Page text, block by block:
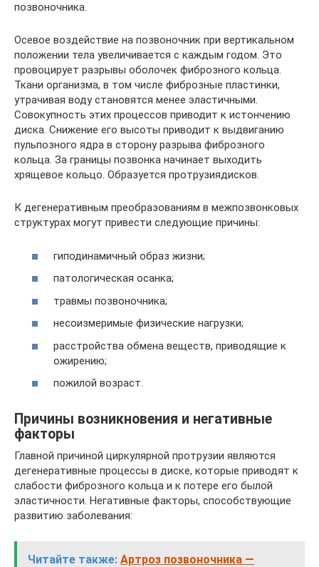
позвоночника.
Осевое воздействие на позвоночник при вертикальном
положении тела увеличивается с каждым годом. Это
провоцирует разрывы оболочек фиброзного кольца.
Ткани организма, в том числе фиброзные пластинки,
утрачивая воду становятся менее эластичными.
Совокупность этих процессов приводит к истончению
диска. Снижение его высоты приводит к выдвиганию
пульпозного ядра в сторону разрыва фиброзного
кольца. За границы позвонка начинает выходить
хрящевое кольцо. Образуется протрузиядисков.
К дегенеративным преобразованиям в межпозвонковых
структурах могут привести следующие причины:
гиподинамичный образ жизни;
патологическая осанка;
травмы позвоночника;
несоизмеримые физические нагрузки;
расстройства обмена веществ, приводящие к
ожирению;
пожилой возраст.
Причины возникновения и негативные
факторы
Главной причиной циркулярной протрузии являются
дегенеративные процессы в диске, которые приводят к
слабости фиброзного кольца и к потере его былой
эластичности. Негативные факторы, способствующие
развитию заболевания:
Читайте также: Артроз позвоночника —